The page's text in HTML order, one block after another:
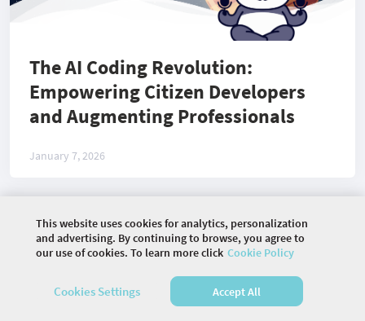
The AI Coding Revolution:
Empowering Citizen Developers
and Augmenting Professionals
January 7, 2026
©2026 COMMUNITY COMPANY. ALL RIGHTS
RESERVED.
This website uses cookies for analytics, personalization
and advertising. By continuing to browse, you agree to
our use of cookies. To learn more click Cookie Policy
Cookies Settings Accept All